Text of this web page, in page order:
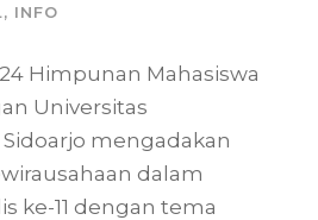
, INFO
Himpunan Mahasiswa
Universitas
mengadakan
dalam
ke-11 dengan tema